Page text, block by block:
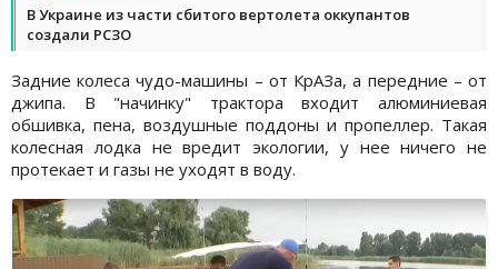
В Украине из части сбитого вертолета оккупантов
создали РСЗО
Задние колеса чудо-машины – от КрАЗа, а передние – от
джипа. В "начинку" трактора входит алюминиевая
обшивка, пена, воздушные поддоны и пропеллер. Такая
колесная лодка не вредит экологии, у нее ничего не
протекает и газы не уходят в воду.